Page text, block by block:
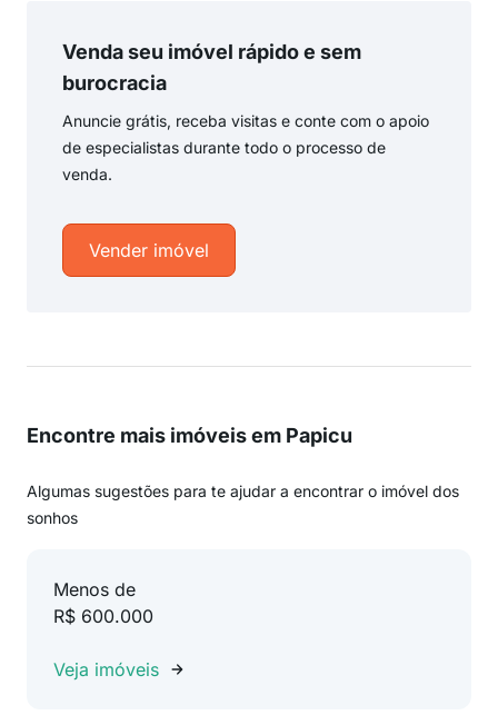
Venda seu imóvel rápido e sem
burocracia
Anuncie grátis, receba visitas e conte com o apoio
de especialistas durante todo o processo de
venda.
Vender imóvel
Encontre mais imóveis em Papicu
Algumas sugestões para te ajudar a encontrar o imóvel dos
sonhos
Menos de
R$ 600.000
Veja imóveis